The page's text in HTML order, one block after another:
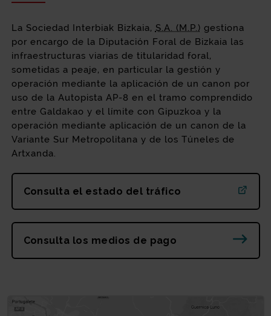
La Sociedad Interbiak Bizkaia, S.A. (M.P.) gestiona
por encargo de la Diputación Foral de Bizkaia las
infraestructuras viarias de titularidad foral,
sometidas a peaje, en particular la gestión y
operación mediante la aplicación de un canon por
uso de la Autopista AP-8 en el tramo comprendido
entre Galdakao y el límite con Gipuzkoa y la
operación mediante aplicación de un canon de la
Variante Sur Metropolitana y de los Túneles de
Artxanda.
Consulta el estado del tráfico
Consulta los medios de pago